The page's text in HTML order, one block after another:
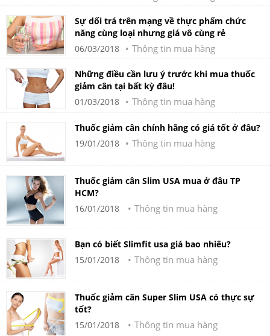
Sự dối trá trên mạng về thực phẩm chức
năng cùng loại nhưng giá vô cùng rẻ
06/03/2018
Thông tin mua hàng
Những điều cần lưu ý trước khi mua thuốc
giảm cân tại bất kỳ đâu!
01/03/2018
Thông tin mua hàng
Thuốc giảm cân chính hãng có giá tốt ở đâu?
19/01/2018
Thông tin mua hàng
Thuốc giảm cân Slim USA mua ở đâu TP
HCM?
16/01/2018
Thông tin mua hàng
Bạn có biết Slimfit usa giá bao nhiêu?
15/01/2018
Thông tin mua hàng
Thuốc giảm cân Super Slim USA có thực sự
tốt?
15/01/2018
Thông tin mua hàng